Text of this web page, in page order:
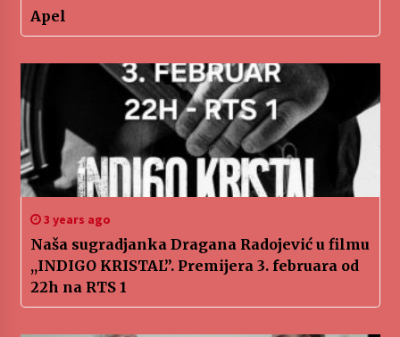
Apel
3 years ago
Naša sugradjanka Dragana Radojević u filmu
,,INDIGO KRISTAL”. Premijera 3. februara od
22h na RTS 1